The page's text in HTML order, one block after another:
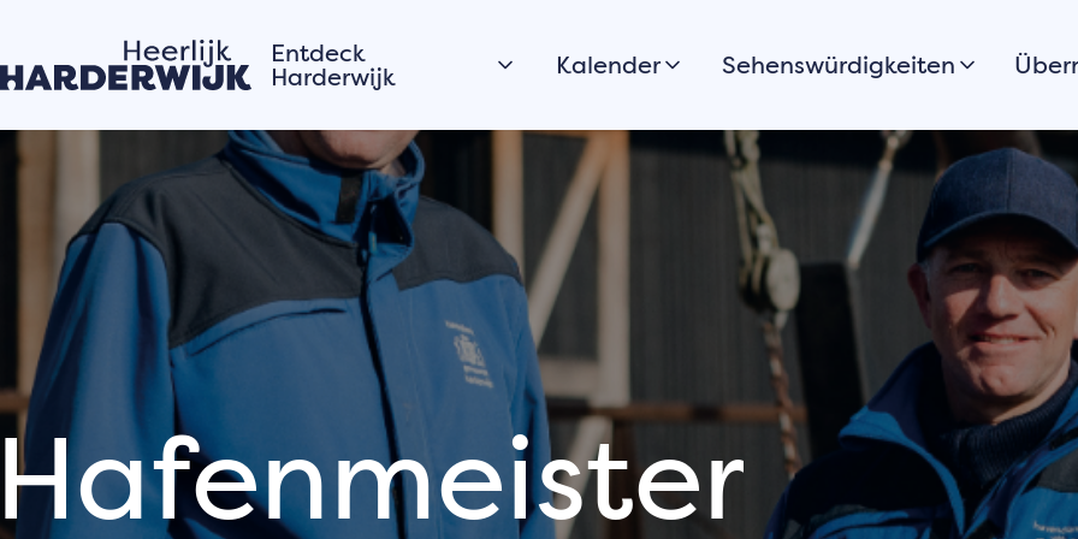
Entdeck
Harderwijk
Hansestadt
Wasser
Veluwe
Ein Tagesausflug nach
Harderwijk
Geschichten aus
der Stadt
Die Bewohner von
Hardewijk erzählen
Kalender
Heute
Morgen
Dieses Wochenende
Alle anzeigen
Möchten Sie Ihre
oder Aktivität
auch in
Harderwijk
anmelden?
Sehenswürdigkeiten
Stadtrundgang
Promenade & Strände
Spazierengehen
Radfahren
Boating, surfing &
stand-up
paddleboarding
Stadtparks
Standpunkte
Museums
Kultur
Essen & Trinken
B&B